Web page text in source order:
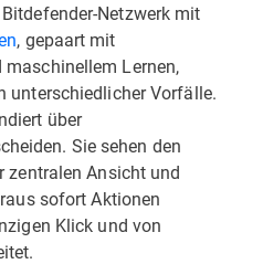
Netzwerk mit
, gepaart mit
Lernen,
unterschiedlicher Vorfälle.
über
Sie sehen den
zentralen Ansicht und
sofort Aktionen
Klick und von